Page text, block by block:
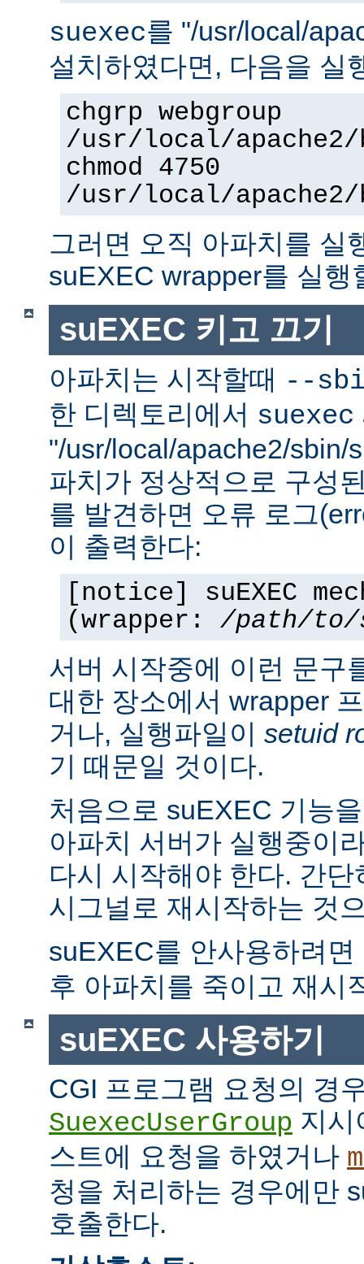
suexec를 "/usr/local/
설치하였다면, 다음을 실
chgrp webgroup
/usr/local/apache2/
chmod 4750
/usr/local/apache2/
그러면 오직 아파치를 실
suEXEC wrapper를 실행
suEXEC 키고 끄기
아파치는 시작할때 --
한 디렉토리에서 suexec
"/usr/local/apache2/sbin/
파치가 정상적으로 구성
를 발견하면 오류 로그
이 출력한다:
[notice] suEXEC
(wrapper: /path/to/
서버 시작중에 이런 문구
대한 장소에서 wrapper
거나, 실행파일이 setuid
기 때문일 것이다.
처음으로 suEXEC 기능
아파치 서버가 실행중이
다시 시작해야 한다. 간
시그널로 재시작하는 것
suEXEC를 안사용하려면
후 아파치를 죽이고 재시
suEXEC 사용하기
CGI 프로그램 요청의 경
SuexecUserGroup 지시
스트에 요청을 하였거나
청을 처리하는 경우에만
호출한다.